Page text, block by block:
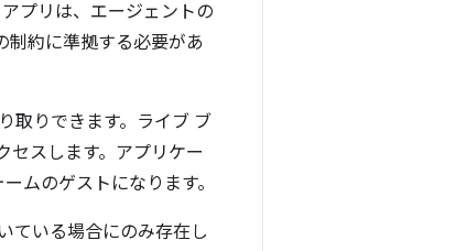
プリは、エージェントの
制約に準拠する必要があ
取りできます。ライブ ブ
セスします。アプリケー
ムのゲストになります。
ている場合にのみ存在し